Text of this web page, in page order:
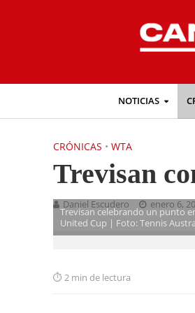
NOTICIAS
CRÓNICAS • WTA
Trevisan
Daniel Escudero enero 6,
Trevisan celebrando un punto
United Cup | Foto: Tennis
2 min de lectura